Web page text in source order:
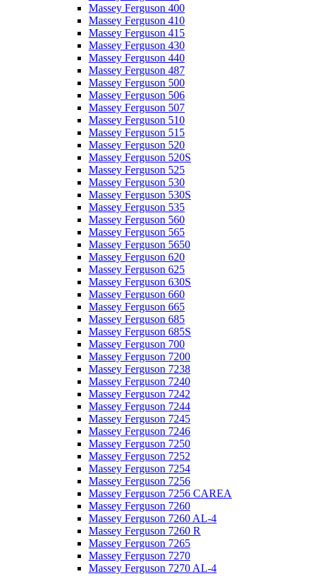
Massey Ferguson 400
Massey Ferguson 410
Massey Ferguson 415
Massey Ferguson 430
Massey Ferguson 440
Massey Ferguson 487
Massey Ferguson 500
Massey Ferguson 506
Massey Ferguson 507
Massey Ferguson 510
Massey Ferguson 515
Massey Ferguson 520
Massey Ferguson 520S
Massey Ferguson 525
Massey Ferguson 530
Massey Ferguson 530S
Massey Ferguson 535
Massey Ferguson 560
Massey Ferguson 565
Massey Ferguson 5650
Massey Ferguson 620
Massey Ferguson 625
Massey Ferguson 630S
Massey Ferguson 660
Massey Ferguson 665
Massey Ferguson 685
Massey Ferguson 685S
Massey Ferguson 700
Massey Ferguson 7200
Massey Ferguson 7238
Massey Ferguson 7240
Massey Ferguson 7242
Massey Ferguson 7244
Massey Ferguson 7245
Massey Ferguson 7246
Massey Ferguson 7250
Massey Ferguson 7252
Massey Ferguson 7254
Massey Ferguson 7256
Massey Ferguson 7256 CAREA
Massey Ferguson 7260
Massey Ferguson 7260 AL-4
Massey Ferguson 7260 R
Massey Ferguson 7265
Massey Ferguson 7270
Massey Ferguson 7270 AL-4